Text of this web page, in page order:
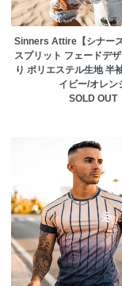
Sinners Attire【シナーズ
スプリット フェードデ
り ポリエステル生地 半
イビー/オレン
SOLD OUT